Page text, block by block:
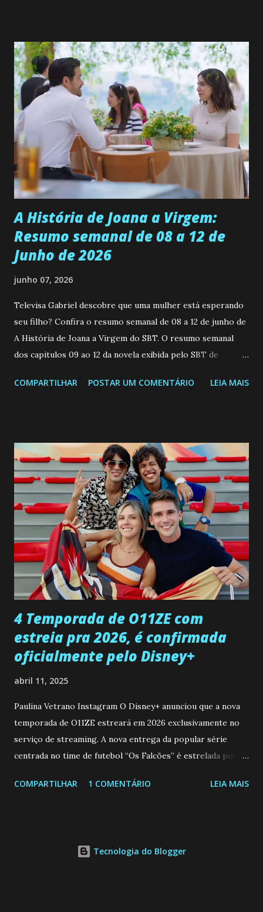
permanecer virgem até encontrar o homem que realmente
ama, o que não é fácil, já que dedica todas as suas energias a
se aprimorar, trabalhando, estudando e se orgulhando de
ser a primeira mulher da família a ingressar na
universidade. Ela tem uma personalidade muito alegre, é
muito madura para a idade, determinada, criativa e
empática. Detesta injustiças e é uma ótima amiga. Pode ser
teimosa e muito persistente quando decide fazer algo.
Durante um exame ginecológico, ela é inseminada por eng...
A História de Joana a Virgem:
Resumo semanal de 08 a 12 de
Junho de 2026
junho 07, 2026
Televisa Gabriel descobre que uma mulher está esperando
seu filho? Confira o resumo semanal de 08 a 12 de junho de
A História de Joana a Virgem do SBT. O resumo semanal
dos capitulos 09 ao 12 da novela exibida pelo SBT de
a Programação Semanal do SBT de 08/06/26 a 14/06/26
confessa a Gabriel que ele demonstrou ser o tipo de
pessoa que ela tanto desejou durante toda a vida. Camila
entra no quarto de Gabriel e imagina como seria o
encontro deles, quando conseguir seduzi-lo. Manuel avisa a
Paula sobre a suposta infidelidade de Gabriel com Joana.
Rogerio consegue se livrar de todas as suspeitas pelo
desaparecimento de Francisco, apontando que ele poderia
ter sido vítima da fúria de Gabriel. Artur informa a Gabriel
que a clínica inseminou por engano outra paciente, que está
...
COMPARTILHAR POSTAR UM COMENTÁRIO LEIA MAIS
4 Temporada de O11ZE com
estreia pra 2026, é confirmada
oficialmente pelo Disney+
abril 11, 2025
Paulina Vetrano Instagram O Disney+ anunciou que a nova
temporada de O11ZE estreará em 2026 exclusivamente no
serviço de streaming. A nova entrega da popular série
centrada no time de futebol “Os Falcões” é estrelada por
Brum (Dedé), que voltam a interpretar seus personagens
atleta Sergio “Kun” Agüero, além de outras figuras de
COMPARTILHAR 1 COMENTÁRIO LEIA MAIS
Tecnologia do Blogger